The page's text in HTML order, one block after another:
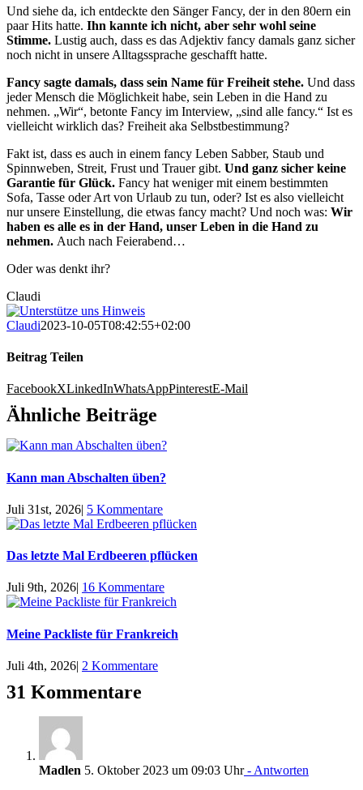
Und siehe da, ich entdeckte den Sänger Fancy, der in den 80ern ein
paar Hits hatte. Ihn kannte ich nicht, aber sehr wohl seine
Stimme. Lustig auch, dass es das Adjektiv fancy damals ganz sicher
noch nicht in unsere Alltagssprache geschafft hatte.
Fancy sagte damals, dass sein Name für Freiheit stehe. Und dass
jeder Mensch die Möglichkeit habe, sein Leben in die Hand zu
nehmen. „Wir“, betonte Fancy im Interview, „sind alle fancy.“ Ist es
vielleicht wirklich das? Freiheit aka Selbstbestimmung?
Fakt ist, dass es auch in einem fancy Leben Sabber, Staub und
Spinnweben, Streit, Frust und Trauer gibt. Und ganz sicher keine
Garantie für Glück. Fancy hat weniger mit einem bestimmten
Sofa, Tasse oder Art von Urlaub zu tun, oder? Ist es also vielleicht
nur unsere Einstellung, die etwas fancy macht? Und noch was: Wir
haben es alle es in der Hand, unser Leben in die Hand zu
nehmen. Auch nach Feierabend…
Oder was denkt ihr?
Claudi
Claudi2023-10-05T08:42:55+02:00
Beitrag Teilen
FacebookXLinkedInWhatsAppPinterestE-Mail
Ähnliche Beiträge
Kann man Abschalten üben?
Juli 31st, 2026| 5 Kommentare
Das letzte Mal Erdbeeren pflücken
Juli 9th, 2026 16 Kommentare
Meine Packliste für Frankreich
Juli 4th, 2026| 2 Kommentare
31 Kommentare
Madlen 5. Oktober 2023 um 09:03 Uhr- Antworten